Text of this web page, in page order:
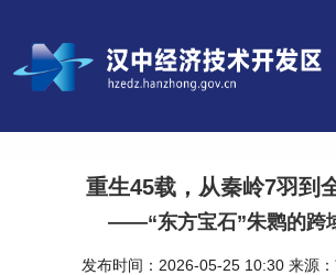
重生45载，从秦岭7羽到
——“东方宝石”朱鹮的跨
发布时间：2026-05-25 10:30 来源